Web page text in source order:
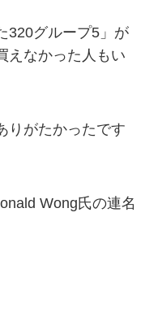
320グループ5」が
えなかった人もい
りがたかったです
Wong氏の連名